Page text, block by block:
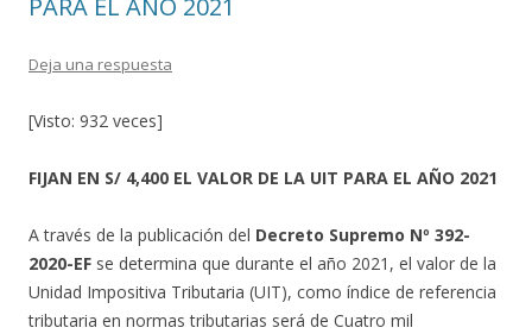
PARA EL AÑO 2021
Deja una respuesta
[Visto: 932 veces]
FIJAN EN S/ 4,400 EL VALOR DE LA UIT PARA EL AÑO 2021
A través de la publicación del Decreto Supremo Nº 392-
2020-EF se determina que durante el año 2021, el valor de la
Unidad Impositiva Tributaria (UIT), como índice de referencia
tributaria en normas tributarias será de Cuatro mil